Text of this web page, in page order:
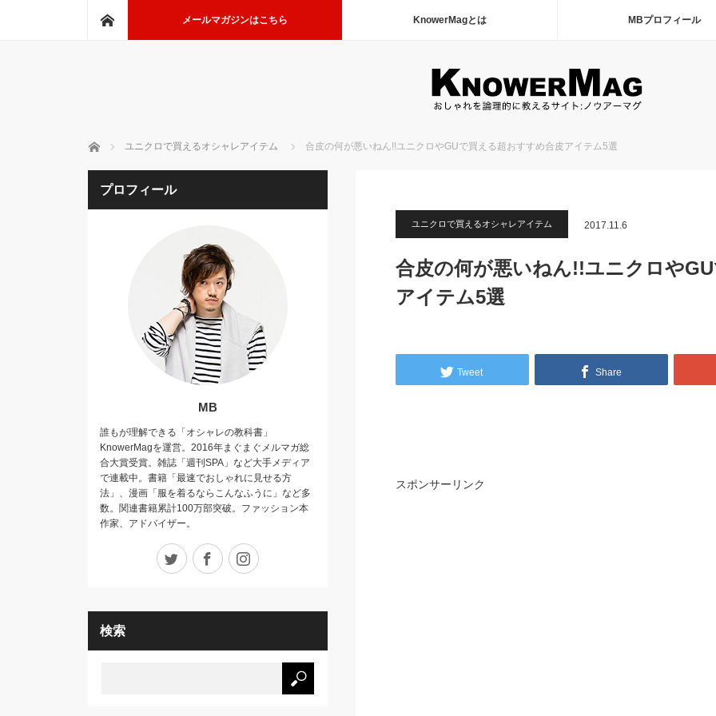
メールマガジンはこちら KnowerMagとは MBプロフィール
ホーム ユニクロで買えるオシャレアイテム 合皮の何が悪いねん!!ユニクロやGUで買える超おすすめ合皮アイテム5選
ユニクロで買えるオシャレアイテム 2017.11.6
合皮の何が悪いねん!!ユニクロや
アイテム5選
Tweet Share
スポンサーリンク
プロフィール
MB
誰もが理解できる「オシャレの教科書」
KnowerMagを運営。2016年まぐまぐメルマガ総
合大賞受賞。雑誌「週刊SPA」など大手メディア
で連載中。書籍「最速でおしゃれに見せる方
法」、漫画「服を着るならこんなふうに」など多
数。関連書籍累計100万部突破。ファッション本
作家、アドバイザー。
Twitter Facebook
検索